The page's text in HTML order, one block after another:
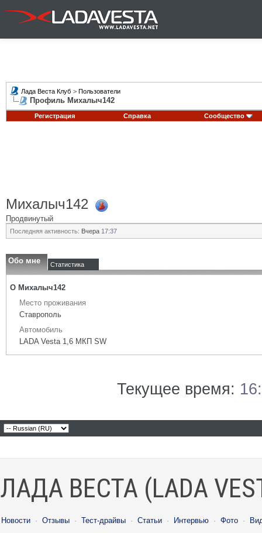
Лада Веста Клуб > Пользователи
Профиль Михалыч142
Регистрация Справка Сообщество
Михалыч142
Продвинутый
Последняя активность: Вчера 17:37
Обо мне Статистика
О Михалыч142
Место проживания
Ставрополь
Автомобиль
LADA Vesta 1,6 МКП SW
Текущее время:
ЛАДА ВЕСТА (LADA
Новости · Отзывы · Тест-драйвы · Статьи · Интервью · Фото ·